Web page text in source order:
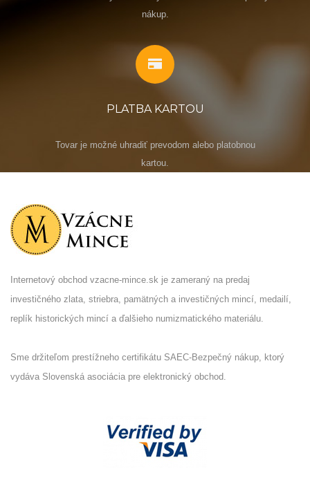
nákup.
PLATBA KARTOU
Tovar je možné uhradiť prevodom alebo platobnou
kartou.
Internetový obchod vzacne-mince.sk je zameraný na predaj
investičného zlata, striebra, pamätných a investičných mincí, medailí,
replík historických mincí a ďalšieho numizmatického materiálu.
Sme držiteľom prestížneho certifikátu SAEC-Bezpečný nákup, ktorý
vydáva Slovenská asociácia pre elektronický obchod.